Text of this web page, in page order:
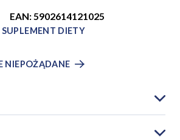
EAN: 5902614121025
SUPLEMENT DIETY
NIEPOŻĄDANE